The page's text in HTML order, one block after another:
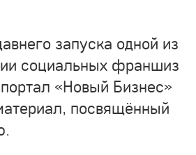
запуска одной из
социальных франшиз
«Новый Бизнес»
посвящённый